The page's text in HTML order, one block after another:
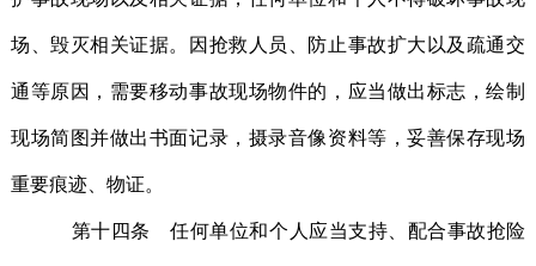
场、毁灭相关证据。因抢救人员、防止事故扩大以及疏通交
通等原因，需要移动事故现场物件的，应当做出标志，绘制
现场简图并做出书面记录，摄录音像资料等，妥善保存现场
重要痕迹、物证。
第十四条 任何单位和个人应当支持、配合事故抢险